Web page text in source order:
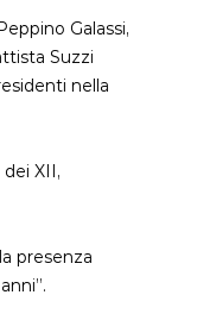
Galassi,
Suzzi
nella
XII,
presenza